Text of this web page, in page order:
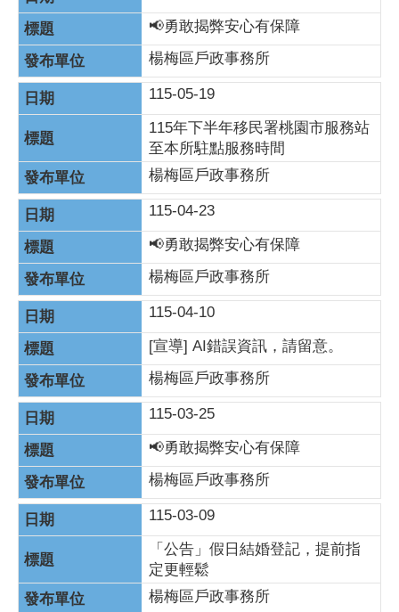
📢勇敢揭弊安心有保障
楊梅區戶政事務所
115-05-19
115年下半年移民署桃園市服務站
至本所駐點服務時間
楊梅區戶政事務所
115-04-23
📢勇敢揭弊安心有保障
楊梅區戶政事務所
115-04-10
[宣導] AI錯誤資訊，請留意。
楊梅區戶政事務所
115-03-25
📢勇敢揭弊安心有保障
楊梅區戶政事務所
115-03-09
「公告」假日結婚登記，提前指
定更輕鬆
楊梅區戶政事務所